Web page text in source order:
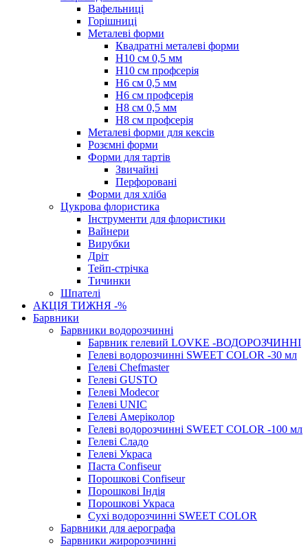
Вафельниці
Горішниці
Металеві форми
Квадратні металеві форми
Н10 см 0,5 мм
Н10 см профсерія
Н6 см 0,5 мм
Н6 см профсерія
Н8 см 0,5 мм
Н8 см профсерія
Металеві форми для кексів
Розємні форми
Форми для тартів
Звичайні
Перфоровані
Форми для хліба
Цукрова флористика
Інструменти для флористики
Вайнери
Вирубки
Дріт
Тейп-стрічка
Тичинки
Шпателі
АКЦІЯ ТИЖНЯ -%
Барвники
Барвники водорозчинні
Барвник гелевий LOVKE -ВОДОРОЗЧИННІ
Гелеві водорозчинні SWEET COLOR -30 мл
Гелеві Chefmaster
Гелеві GUSTO
Гелеві Modecor
Гелеві UNIC
Гелеві Амеріколор
Гелеві водорозчинні SWEET COLOR -100 мл
Гелеві Сладо
Гелеві Украса
Паста Confiseur
Порошкові Confiseur
Порошкові Індія
Порошкові Украса
Сухі водорозчинні SWEET COLOR
Барвники для аерографа
Барвники жиророзчинні